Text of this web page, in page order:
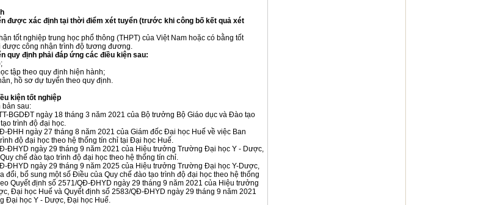
được xác định tại thời điểm xét tuyển (trước khi công bố kết quả xét
tốt nghiệp trung học phổ thông (THPT) của Việt Nam hoặc có bằng tốt
công nhận trình độ tương đương.
quy định phải đáp ứng các điều kiện sau:
tập theo quy định hiện hành;
hồ sơ dự tuyển theo quy định.
kiện tốt nghiệp
bản sau:
BGDĐT ngày 18 tháng 3 năm 2021 của Bộ trưởng Bộ Giáo dục và Đào tạo
trình độ đại học.
ĐHH ngày 27 tháng 8 năm 2021 của Giám đốc Đại học Huế về việc Ban
độ đại học theo hệ thống tín chỉ tại Đại học Huế.
ĐHYD ngày 29 tháng 9 năm 2021 của Hiệu trưởng Trường Đại học Y - Dược,
chế đào tạo trình độ đại học theo hệ thống tín chỉ.
ĐHYD ngày 29 tháng 9 năm 2025 của Hiệu trưởng Trường Đại học Y-Dược,
đổi, bổ sung một số Điều của Quy chế đào tạo trình độ đại học theo hệ thống
Quyết định số 2571/QĐ-ĐHYD ngày 29 tháng 9 năm 2021 của Hiệu trưởng
Đại học Huế và Quyết định số 2583/QĐ-ĐHYD ngày 29 tháng 9 năm 2021
Đại học Y - Dược, Đại học Huế.